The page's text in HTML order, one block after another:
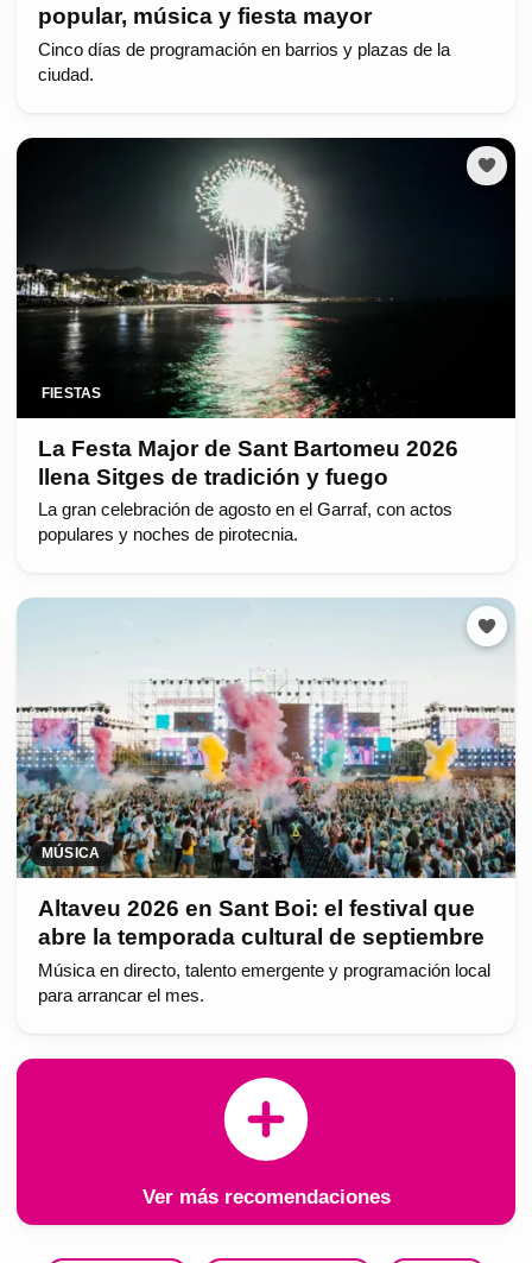
popular, música y fiesta mayor
Cinco días de programación en barrios y plazas de la
ciudad.
FIESTAS
La Festa Major de Sant Bartomeu 2026
llena Sitges de tradición y fuego
La gran celebración de agosto en el Garraf, con actos
populares y noches de pirotecnia.
MÚSICA
Altaveu 2026 en Sant Boi: el festival que
abre la temporada cultural de septiembre
Música en directo, talento emergente y programación local
para arrancar el mes.
Ver más recomendaciones